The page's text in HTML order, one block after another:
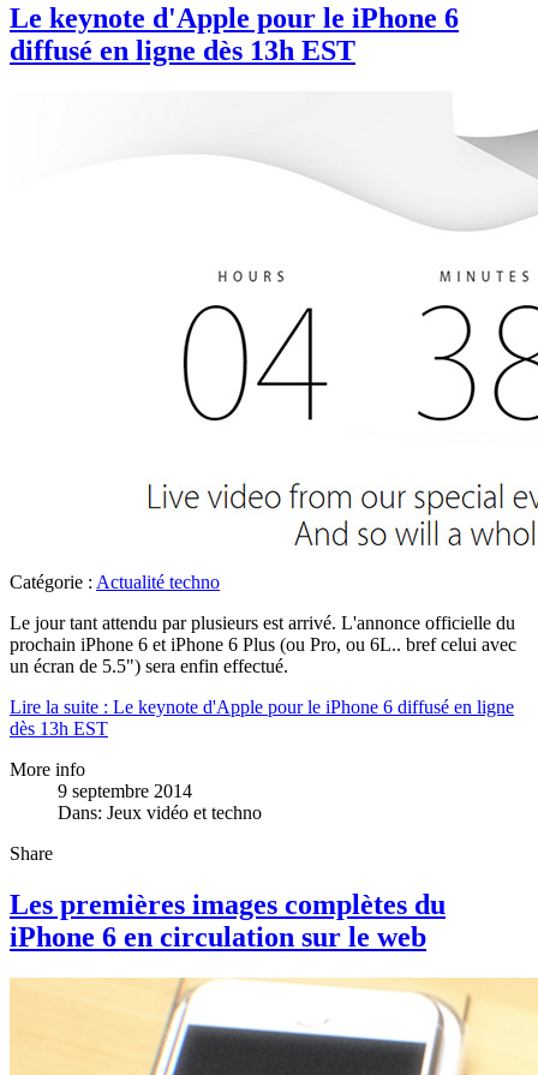
Le keynote d'Apple pour le iPhone 6
diffusé en ligne dès 13h EST
Catégorie : Actualité techno
Le jour tant attendu par plusieurs est arrivé. L'annonce officielle du
prochain iPhone 6 et iPhone 6 Plus (ou Pro, ou 6L.. bref celui avec
un écran de 5.5") sera enfin effectué.
Lire la suite : Le keynote d'Apple pour le iPhone 6 diffusé en ligne
dès 13h EST
More info
9 septembre 2014
Dans: Jeux vidéo et techno
Share
Les premières images complètes du
iPhone 6 en circulation sur le web